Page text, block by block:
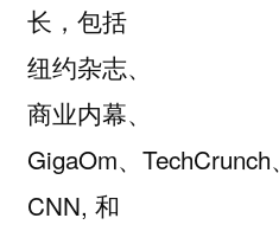
长，包括
纽约杂志、
商业内幕、
GigaOm、TechCrunch、
CNN, 和